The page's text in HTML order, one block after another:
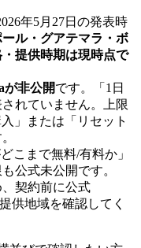
年5月27日の発表時
ル・グアテマラ・ボ
提供時期は現時点で
が非公開です。「1日
れていません。上限
」または「リセット
こまで無料/有料か」
公式未公開です。
契約前に公式
供地域を確認してく